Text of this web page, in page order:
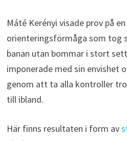
Máté Kerényi visade prov på
orienteringsförmåga som tog
banan utan bommar i stort
imponerade med sin envishet
genom att ta alla kontroller
till ibland.
Här finns resultaten i form av